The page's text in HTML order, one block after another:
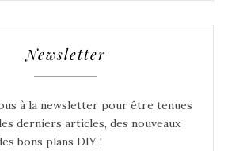
Newsletter